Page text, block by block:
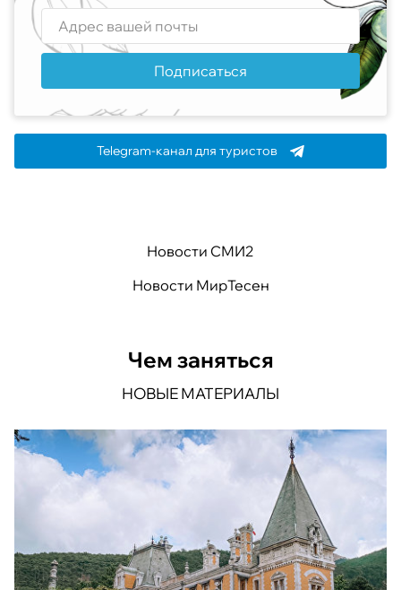
Подписаться
Telegram-канал для туристов
Новости СМИ2
Новости МирТесен
Чем заняться
НОВЫЕ МАТЕРИАЛЫ